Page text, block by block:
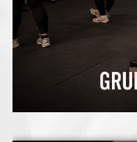
Grupo reducido